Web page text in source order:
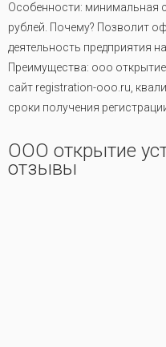
Особенности: минимальная
рублей. Почему? Позволит
деятельность предприятия
Преимущества: ооо
сайт registration-ooo.ru,
сроки получения
ООО открытие
отзывы